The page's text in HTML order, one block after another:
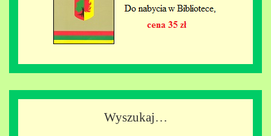
Wyszukaj…